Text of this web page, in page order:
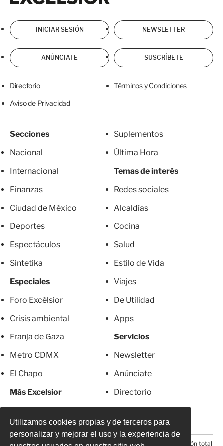
Utilizamos cookies propias y de terceros para
personalizar y mejorar el uso y la experiencia de
INICIAR SESIÓN NEWSLETTER
ANÚNCIATE SUSCRÍBETE
Directorio Términos y Condiciones
Aviso de Privacidad
Secciones
Nacional
Internacional
Finanzas
Ciudad de México
Deportes
Espectáculos
Sintetika
Especiales
Foro Excélsior
Crisis ambiental
Franja de Gaza
Metro CDMX
El Chapo
Más Excelsior
Suplementos
Última Hora
Temas de interés
Redes sociales
Alcaldías
Cocina
Salud
Estilo de Vida
Viajes
De Utilidad
Apps
Servicios
Newsletter
Anúnciate
Directorio
© 2026 Todos los derechos reservados. Prohibida la reproducción total